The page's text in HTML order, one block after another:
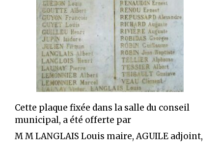
Cette plaque fixée dans la salle du conseil
municipal, a été offerte par
M M LANGLAIS Louis maire, AGUILE adjoint,